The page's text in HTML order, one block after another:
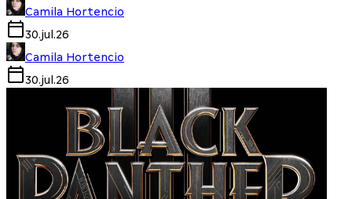
Camila Hortencio
30.jul.26
Camila Hortencio
30.jul.26